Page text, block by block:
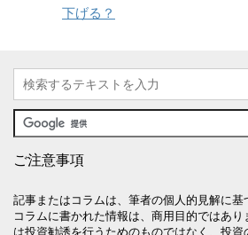
下げる？
ご注意事項
記事またはコラムは、筆者の個人的見解に
コラムに書かれた情報は、商用目的ではあ
は投資勧誘を行うためのものではなく、投